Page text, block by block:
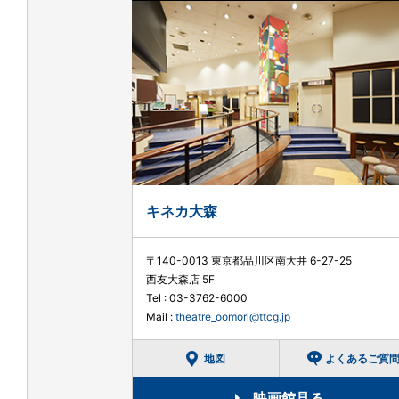
キネカ大森
〒140-0013 東京都品川区南大井 6-27-25
西友大森店 5F
Tel : 03-3762-6000
Mail : theatre_oomori@ttcg.jp
地図 よくあるご質